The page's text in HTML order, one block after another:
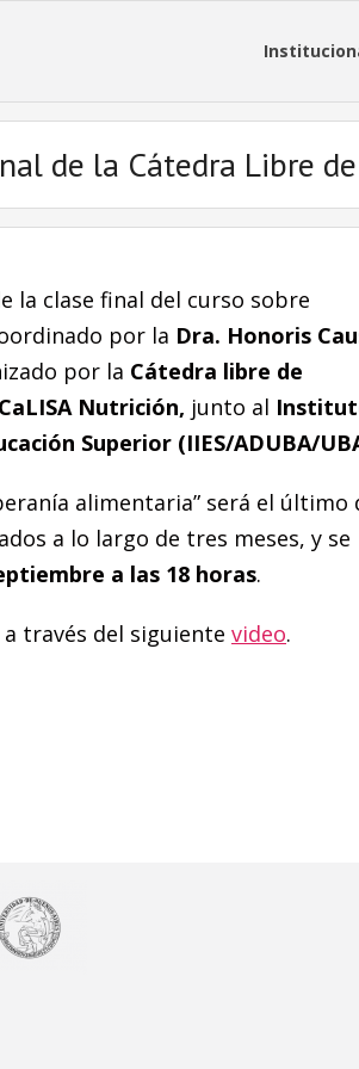
de la Cátedra Libre
la clase final del curso sobre
por la Dra. Honoris
por la Cátedra libre de
Nutrición, junto al
Superior (IIES/ADUBA/
alimentaria” será el último
a lo largo de tres meses, y se
a las 18 horas.
través del siguiente video.